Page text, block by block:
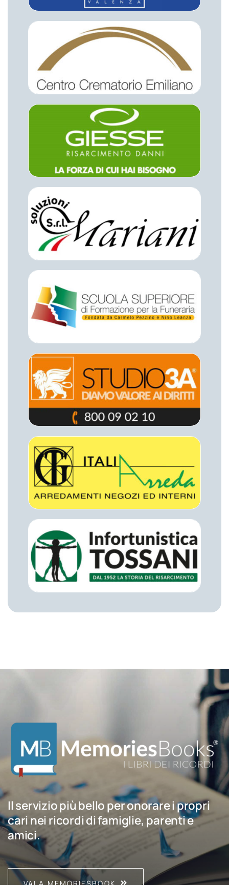
Il servizio più bello per onorare i propri
cari nei ricordi di famiglie, parenti e
amici.